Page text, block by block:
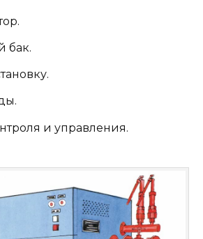
бак.
и управления.